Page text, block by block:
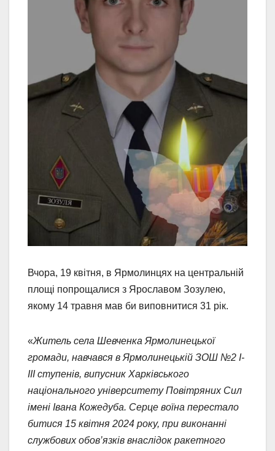
Вчора, 19 квітня, в Ярмолинцях на центральній
площі попрощалися з Ярославом Зозулею,
якому 14 травня мав би виповнитися 31 рік.
«Житель села Шевченка Ярмолинецької
громади, навчався в Ярмолинецькій ЗОШ №2 І-
ІІІ ступенів, випусник Харківського
національного університету Повітряних Сил
імені Івана Кожедуба. Серце воїна перестало
битися 15 квітня 2024 року, при виконанні
службових обов’язків внаслідок ракетного